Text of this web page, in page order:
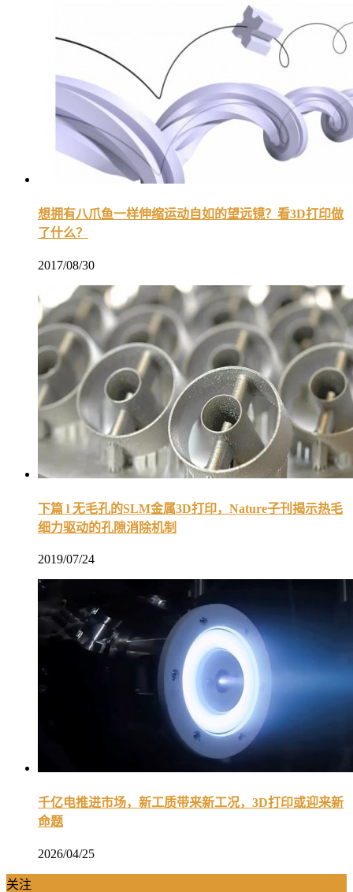
想拥有八爪鱼一样伸缩运动自如的望远镜？看3D打印做
了什么？
2017/08/30
下篇 l 无毛孔的SLM金属3D打印，Nature子刊揭示热毛
细力驱动的孔隙消除机制
2019/07/24
千亿电推进市场，新工质带来新工况，3D打印或迎来新
命题
2026/04/25
关注